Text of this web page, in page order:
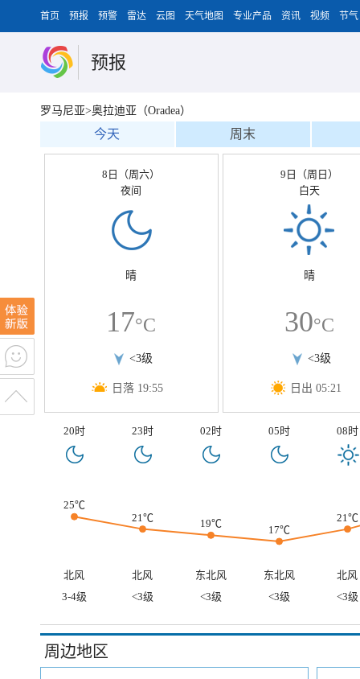
首页 预报 预警 雷达 云图 天气地图 专业产品 资讯 视频 节气
预报
罗马尼亚>奥拉迪亚（Oradea）
今天 周末
8日（周六）
夜间
晴
17°C
<3级
日落 19:55
9日（周日）
白天
晴
30°C
<3级
日出 05:21
20时 23时 02时 05时 08时
25℃
21℃
19℃
17℃
21℃
北风 北风 东北风 东北风
北风
3-4级
<3级 <3级 <3级 <3级
周边地区